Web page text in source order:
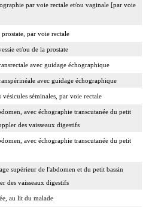
par voie rectale et/ou vaginale [par voie
par voie rectale
et/ou de la prostate
avec guidage échographique
avec guidage échographique
séminales, par voie rectale
avec échographie transcutanée du petit
des vaisseaux digestifs
avec échographie transcutanée du petit
supérieur de l'abdomen et du petit bassin
des vaisseaux digestifs
au lit du malade